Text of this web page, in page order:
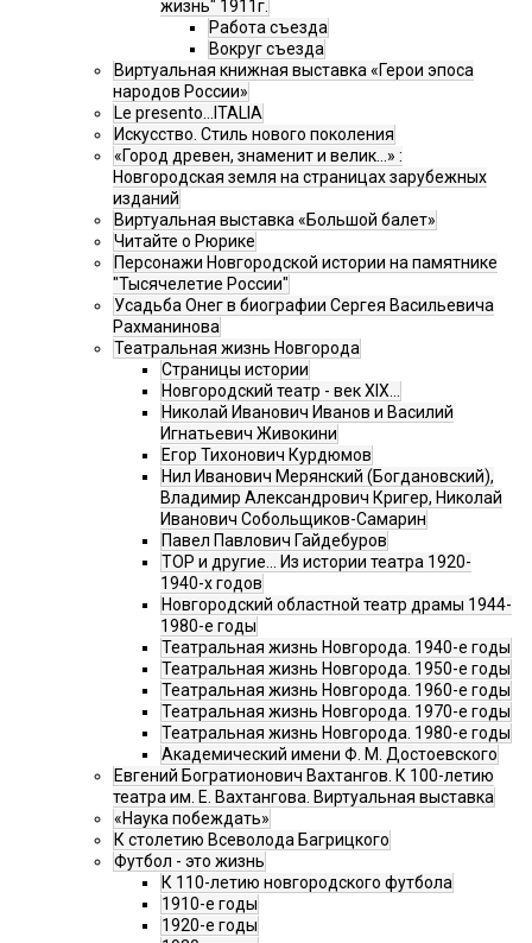
жизнь" 1911г.
Работа съезда
Вокруг съезда
Виртуальная книжная выставка «Герои эпоса
народов России»
Le presento...ITALIA
Искусство. Стиль нового поколения
«Город древен, знаменит и велик…» :
Новгородская земля на страницах зарубежных
изданий
Виртуальная выставка «Большой балет»
Читайте о Рюрике
Персонажи Новгородской истории на памятнике
"Тысячелетие России"
Усадьба Онег в биографии Сергея Васильевича
Рахманинова
Театральная жизнь Новгорода
Страницы истории
Новгородский театр - век XIX…
Николай Иванович Иванов и Василий
Игнатьевич Живокини
Егор Тихонович Курдюмов
Нил Иванович Мерянский (Богдановский),
Владимир Александрович Кригер, Николай
Иванович Собольщиков-Самарин
Павел Павлович Гайдебуров
ТОР и другие… Из истории театра 1920-
1940-х годов
Новгородский областной театр драмы 1944-
1980-е годы
Театральная жизнь Новгорода. 1940-е годы
Театральная жизнь Новгорода. 1950-е годы
Театральная жизнь Новгорода. 1960-е годы
Театральная жизнь Новгорода. 1970-е годы
Театральная жизнь Новгорода. 1980-е годы
Академический имени Ф. М. Достоевского
Евгений Богратионович Вахтангов. К 100-летию
театра им. Е. Вахтангова. Виртуальная выставка
«Наука побеждать»
К столетию Всеволода Багрицкого
Футбол - это жизнь
К 110-летию новгородского футбола
1910-е годы
1920-е годы